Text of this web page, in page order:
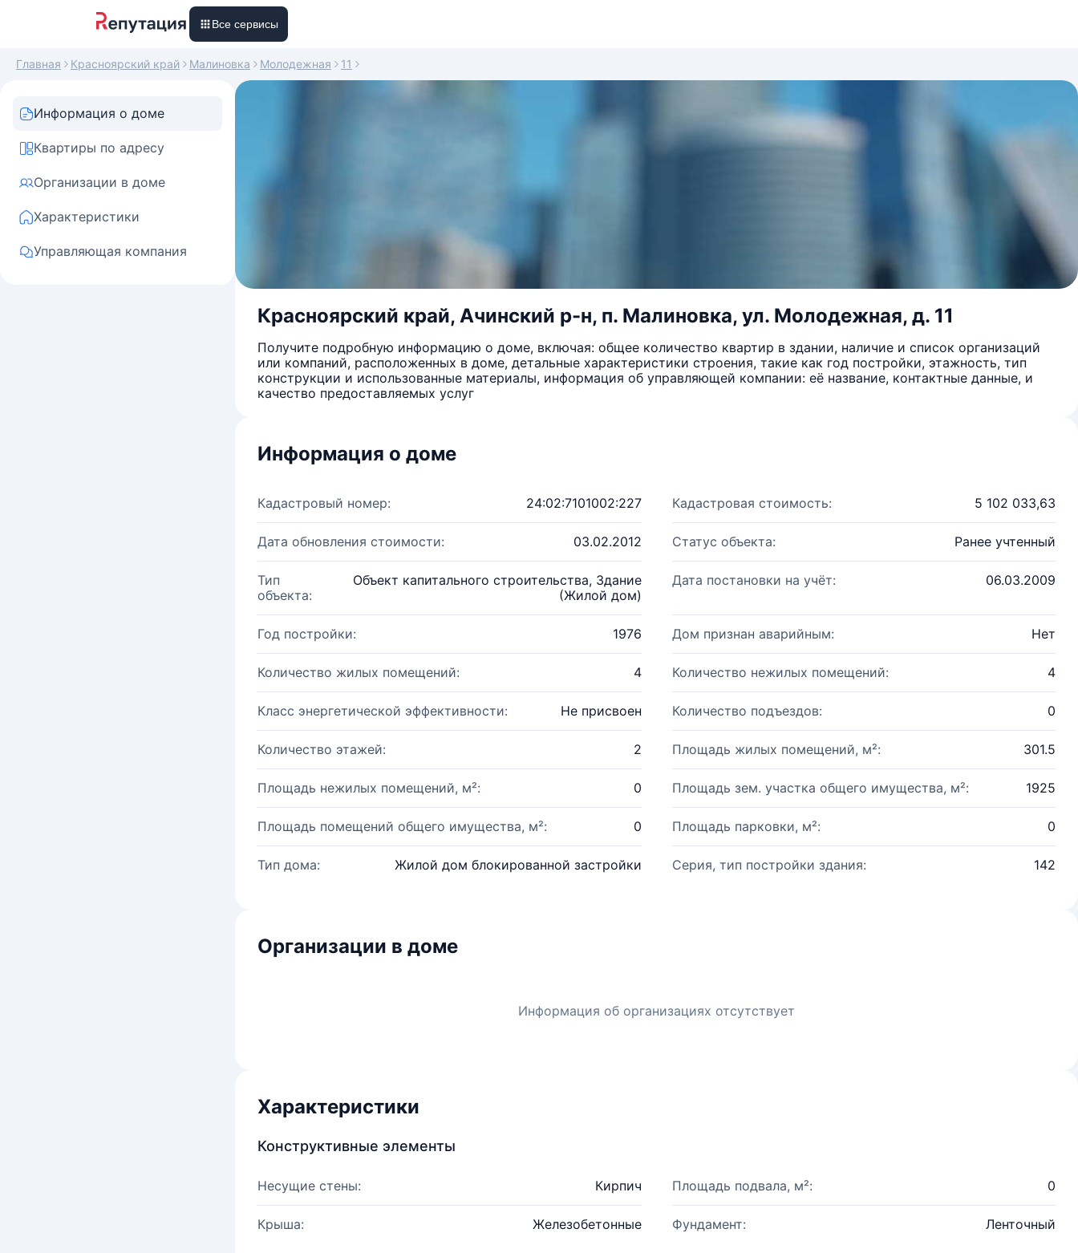
Все сервисы
Главная Красноярский край Малиновка Молодежная 11
Информация о доме
Квартиры по адресу
Организации в доме
Характеристики
Управляющая компания
Красноярский край, Ачинский р-н, п. Малиновка, ул. Молодежная, д. 11
Получите подробную информацию о доме, включая: общее количество квартир в здании, наличие и список организаций
или компаний, расположенных в доме, детальные характеристики строения, такие как год постройки, этажность, тип
конструкции и использованные материалы, информация об управляющей компании: её название, контактные данные, и
качество предоставляемых услуг
Информация о доме
Кадастровый номер: 24:02:7101002:227 Кадастровая стоимость: 5 102 033,63
Дата обновления стоимости: 03.02.2012 Статус объекта: Ранее учтенный
Тип
объекта:
Объект капитального строительства, Здание
(Жилой дом)
Дата постановки на учёт: 06.03.2009
Год постройки: 1976 Дом признан аварийным: Нет
Количество жилых помещений: 4 Количество нежилых помещений: 4
Класс энергетической эффективности: Не присвоен Количество подъездов: 0
Количество этажей: 2 Площадь жилых помещений, м²: 301.5
Площадь нежилых помещений, м²: 0 Площадь зем. участка общего имущества, м²: 1925
Площадь помещений общего имущества, м²: 0 Площадь парковки, м²: 0
Тип дома: Жилой дом блокированной застройки Серия, тип постройки здания: 142
Организации в доме
Информация об организациях отсутствует
Характеристики
Конструктивные элементы
Несущие стены: Кирпич Площадь подвала, м²: 0
Крыша: Железобетонные Фундамент: Ленточный